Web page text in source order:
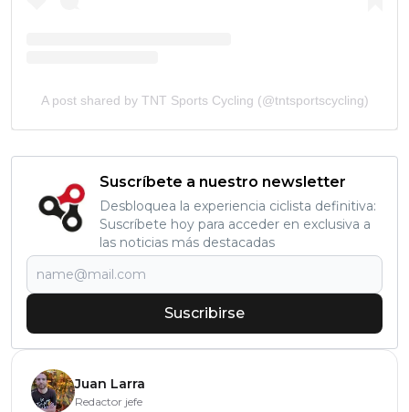
A post shared by TNT Sports Cycling (@tntsportscycling)
Suscríbete a nuestro newsletter
Desbloquea la experiencia ciclista definitiva:
Suscríbete hoy para acceder en exclusiva a
las noticias más destacadas
Suscribirse
Juan Larra
Redactor jefe